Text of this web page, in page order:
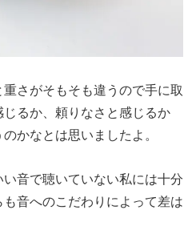
さがそもそも違うので手に取
るか、頼りなさと感じるか
かなとは思いましたよ。
音で聴いていない私には十分
音へのこだわりによって差は